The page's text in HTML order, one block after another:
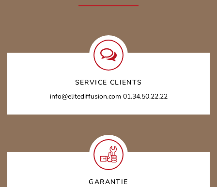
SERVICE CLIENTS
info@elitediffusion.com 01.34.50.22.22
GARANTIE